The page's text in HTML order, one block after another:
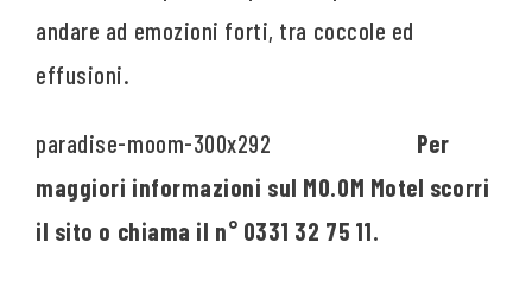
andare ad emozioni forti, tra coccole ed
effusioni.
Per
maggiori informazioni sul MO.OM Motel scorri
il sito o chiama il n° 0331 32 75 11.